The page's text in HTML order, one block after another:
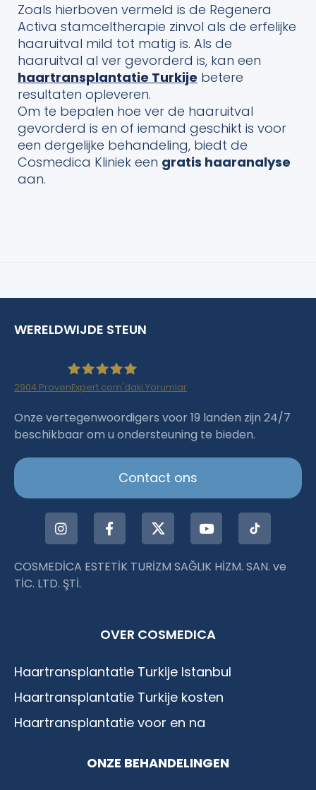
Zoals hierboven vermeld is de Regenera
Activa stamceltherapie zinvol als de erfelijke
haaruitval mild tot matig is. Als de
haaruitval al ver gevorderd is, kan een
haartransplantatie Turkije betere
resultaten opleveren.
Om te bepalen hoe ver de haaruitval
gevorderd is en of iemand geschikt is voor
een dergelijke behandeling, biedt de
Cosmedica Kliniek een gratis haaranalyse
aan.
WERELDWIJDE STEUN
Haartransplantation Istanbul |Dr.Acar aus
Istanbul
2904 ProvenExpert.com'daki Yorumlar
Onze vertegenwoordigers voor 19 landen zijn 24/7
beschikbaar om u ondersteuning te bieden.
Contact ons
COSMEDİCA ESTETİK TURİZM SAĞLIK HİZM. SAN. ve
TİC. LTD. ŞTİ.
OVER COSMEDICA
Haartransplantatie Turkije Istanbul
Haartransplantatie Turkije kosten
Haartransplantatie voor en na
ONZE BEHANDELINGEN